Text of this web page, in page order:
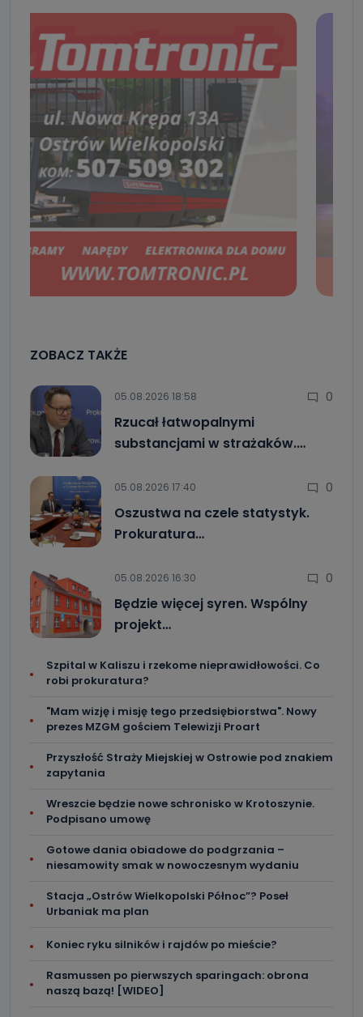
ZOBACZ TAKŻE
05.08.2026 18:58 0
Rzucał łatwopalnymi
substancjami w strażaków.…
05.08.2026 17:40 0
Oszustwa na czele statystyk.
Prokuratura…
05.08.2026 16:30 0
Będzie więcej syren. Wspólny
projekt…
Szpital w Kaliszu i rzekome nieprawidłowości. Co
robi prokuratura?
"Mam wizję i misję tego przedsiębiorstwa". Nowy
prezes MZGM gościem Telewizji Proart
Przyszłość Straży Miejskiej w Ostrowie pod znakiem
zapytania
Wreszcie będzie nowe schronisko w Krotoszynie.
Podpisano umowę
Gotowe dania obiadowe do podgrzania –
niesamowity smak w nowoczesnym wydaniu
Stacja „Ostrów Wielkopolski Północ”? Poseł
Urbaniak ma plan
Koniec ryku silników i rajdów po mieście?
Rasmussen po pierwszych sparingach: obrona
naszą bazą! [WIDEO]